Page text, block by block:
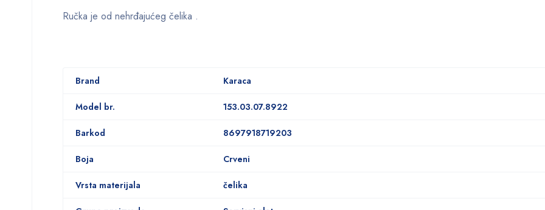
Ručka je od nehrđajućeg čelika .
Brand Karaca
Model br. 153.03.07.8922
Barkod 8697918719203
Boja Crveni
Vrsta materijala čelika